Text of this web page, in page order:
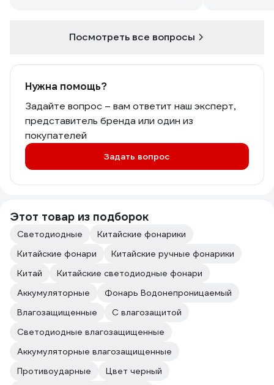
Посмотреть все вопросы
Нужна помощь?
Задайте вопрос – вам ответит наш эксперт,
представитель бренда или один из
покупателей
Задать вопрос
Этот товар из подборок
Светодиодные
Китайские фонарики
Китайские фонари
Китайские ручные фонарики
Китай
Китайские светодиодные фонари
Аккумуляторные
Фонарь Водонепроницаемый
Влагозащищенные
С влагозащитой
Светодиодные влагозащищенные
Аккумуляторные влагозащищенные
Противоударные
Цвет черный